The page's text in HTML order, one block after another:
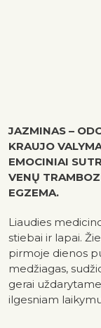
JAZMINAS –
KRAUJO
EMOCINIAI
VENŲ
EGZEMA.
Liaudies
stiebai ir lapai.
pirmoje dienos
medžiagas,
gerai
ilgesniam